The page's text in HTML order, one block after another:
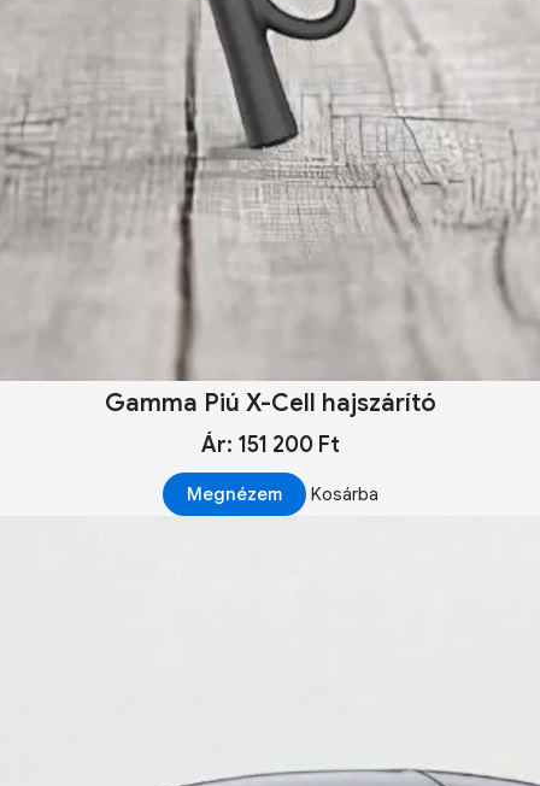
Gamma Piú X-Cell hajszárító
Ár: 151 200 Ft
Megnézem Kosárba